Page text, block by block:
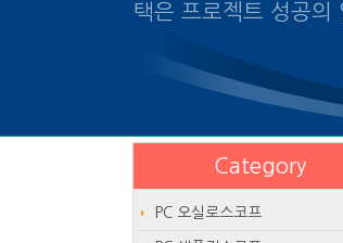
알맞은 제
Category
PC 오실로스코프